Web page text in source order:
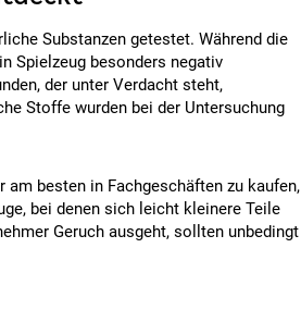
Substanzen getestet. Während die
Spielzeug besonders negativ
der unter Verdacht steht,
Stoffe wurden bei der Untersuchung
besten in Fachgeschäften zu kaufen,
bei denen sich leicht kleinere Teile
Geruch ausgeht, sollten unbedingt